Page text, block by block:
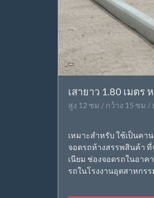
เสายาว 1.80 เมตร
สูง 12 ซม / กว้าง 15 ซม /
เหมาะสำหรับ ใช้เป็นคา
จอดรถห้างสรรพสินค้า
เนียม ช่องจอดรถในอาค
รถในโรงงานอุตสาหกร